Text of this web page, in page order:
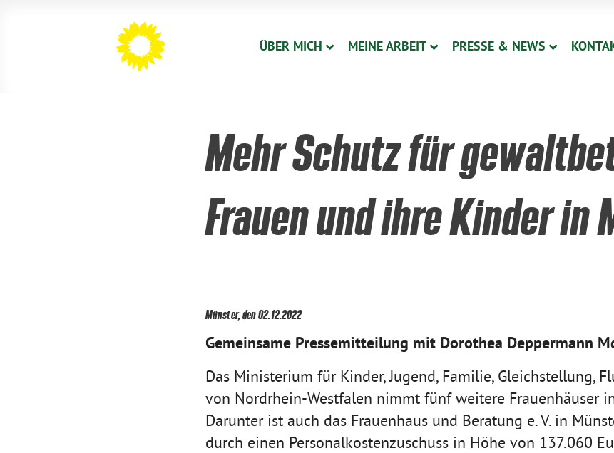
ÜBER MICH MEINE ARBEIT PRESSE & NEWS
Mehr Schutz für
Frauen und ihre Kinder in
Münster, den 02.12.2022
Gemeinsame Pressemitteilung mit Dorothea Deppermann
Das Ministerium für Kinder, Jugend, Familie, Gleichstellung,
von Nordrhein-Westfalen nimmt fünf weitere Frauenhäuser
Darunter ist auch das Frauenhaus und Beratung e. V. in
durch einen Personalkostenzuschuss in Höhe von 137.060